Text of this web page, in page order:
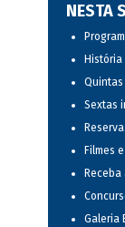
NESTA
História
Quintas
Sextas
Filmes
Galeria